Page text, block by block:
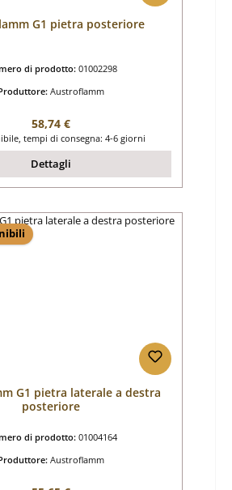
G1 pietra posteriore
di prodotto: 01002298
Austroflamm
Prezzo normale:
58,74 €
tempi di consegna: 4-6 giorni
Dettagli
G1 pietra laterale a destra
posteriore
di prodotto: 01004164
Austroflamm